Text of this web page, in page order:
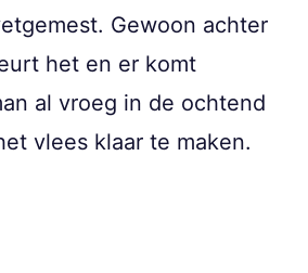
Gewoon achter
het en er komt
al vroeg in de ochtend
vlees klaar te maken.